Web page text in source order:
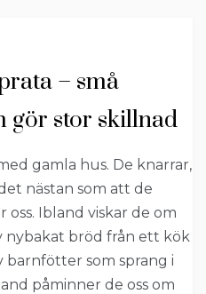
– små
gör stor skillnad
gamla hus. De knarrar,
nästan som att de
Ibland viskar de om
nybakat bröd från ett kök
som sprang i
påminner de oss om